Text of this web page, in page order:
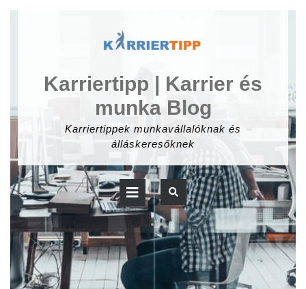
Karriertipp | Karrier és
munka Blog
Karriertippek munkavállalóknak és
álláskeresőknek
Open
Button